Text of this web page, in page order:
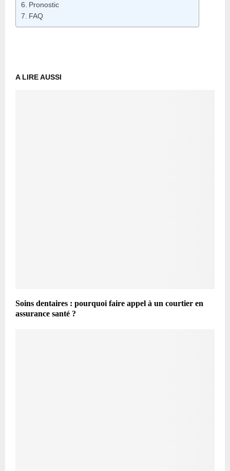
Pronostic
FAQ
A LIRE AUSSI
Soins dentaires : pourquoi faire appel à un courtier en
assurance santé ?